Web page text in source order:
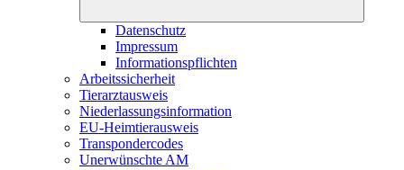
Datenschutz
Impressum
Informationspflichten
Arbeitssicherheit
Tierarztausweis
Niederlassungsinformation
EU-Heimtierausweis
Transpondercodes
Unerwünschte AM